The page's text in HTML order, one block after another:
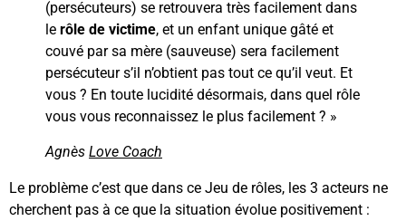
(persécuteurs) se retrouvera très facilement dans
le rôle de victime, et un enfant unique gâté et
couvé par sa mère (sauveuse) sera facilement
persécuteur s’il n’obtient pas tout ce qu’il veut. Et
vous ? En toute lucidité désormais, dans quel rôle
vous vous reconnaissez le plus facilement ? »
Agnès Love Coach
Le problème c’est que dans ce Jeu de rôles, les 3 acteurs ne
cherchent pas à ce que la situation évolue positivement :